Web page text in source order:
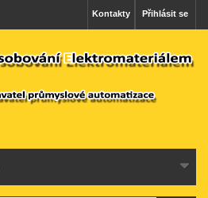
Přihlásit se
Kontakty